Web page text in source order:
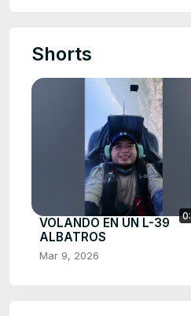
Shorts
VOLANDO EN UN L-39
ALBATROS
Mar 9, 2026